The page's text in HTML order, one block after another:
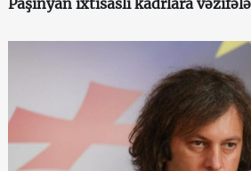
Paşinyan ixtisaslı kadrlara